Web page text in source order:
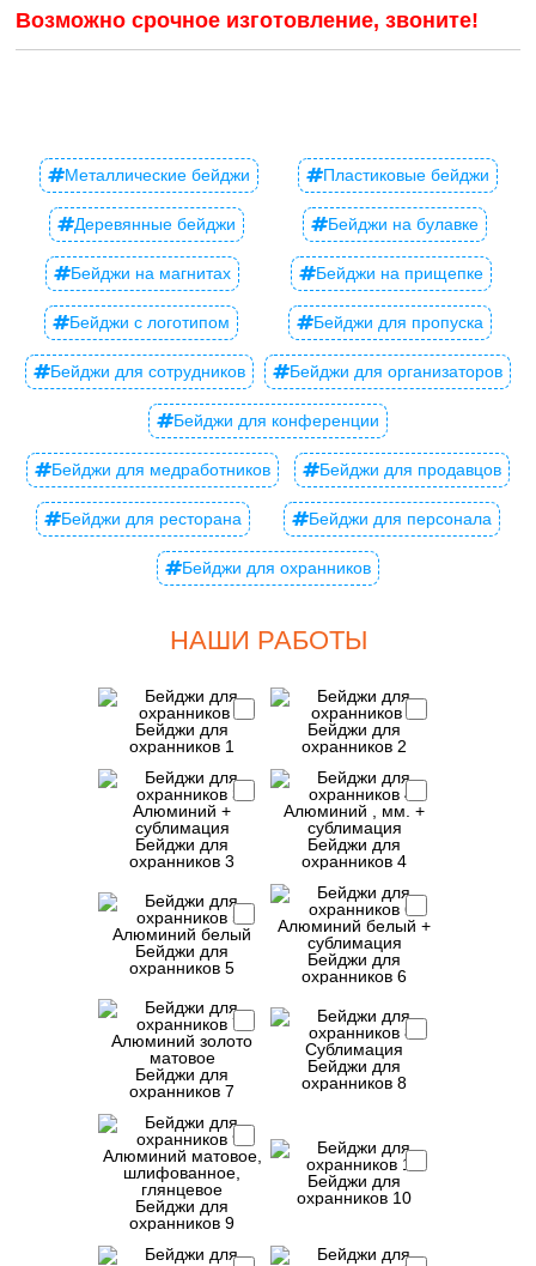
Возможно срочное изготовление, звоните!
Металлические бейджи Пластиковые бейджи
Деревянные бейджи Бейджи на булавке
Бейджи на магнитах Бейджи на прищепке
Бейджи с логотипом Бейджи для пропуска
Бейджи для сотрудников Бейджи для организаторов
Бейджи для конференции
Бейджи для медработников Бейджи для продавцов
Бейджи для ресторана Бейджи для персонала
Бейджи для охранников
НАШИ РАБОТЫ
Бейджи для
охранников 1
Бейджи для
охранников 2
Бейджи для
охранников 3
Бейджи для
охранников 4
Бейджи для
охранников 5
Бейджи для
охранников 6
Бейджи для
охранников 7
Бейджи для
охранников 8
Бейджи для
охранников 9
Бейджи для
охранников 10